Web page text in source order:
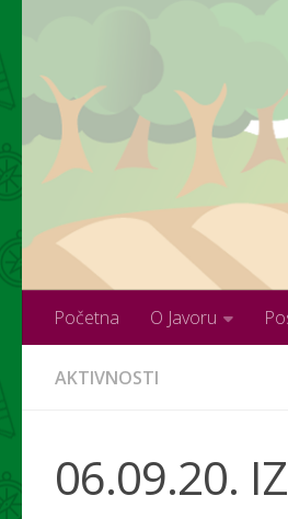
Početna O Javoru
AKTIVNOSTI
06.09.20.